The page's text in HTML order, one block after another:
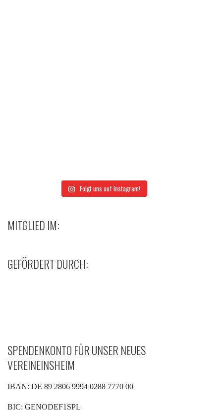
Folgt uns auf Instagram!
MITGLIED IM:
GEFÖRDERT DURCH:
SPENDENKONTO FÜR UNSER NEUES
VEREINEINSHEIM
IBAN: DE 89 2806 9994 0288 7770 00
BIC: GENODEF1SPL